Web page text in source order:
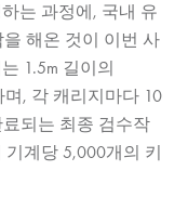
는 과정에, 국내 유
해온 것이 이번 사
1.5m 길이의
며, 각 캐리지마다 10
되는 최종 검수작
계당 5,000개의 키